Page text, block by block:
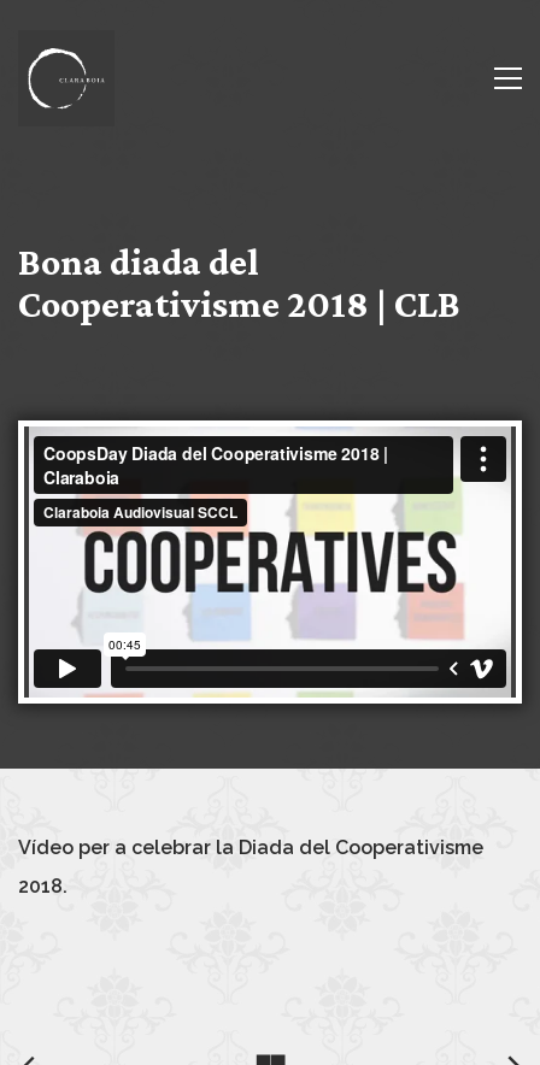
Bona diada del
Cooperativisme 2018 | CLB
Vídeo per a celebrar la Diada del Cooperativisme
2018.